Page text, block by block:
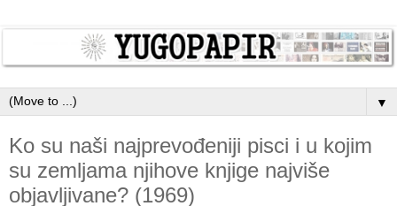
▼
Ko su naši najprevođeniji pisci i u kojim
su zemljama njihove knjige najviše
objavljivane? (1969)